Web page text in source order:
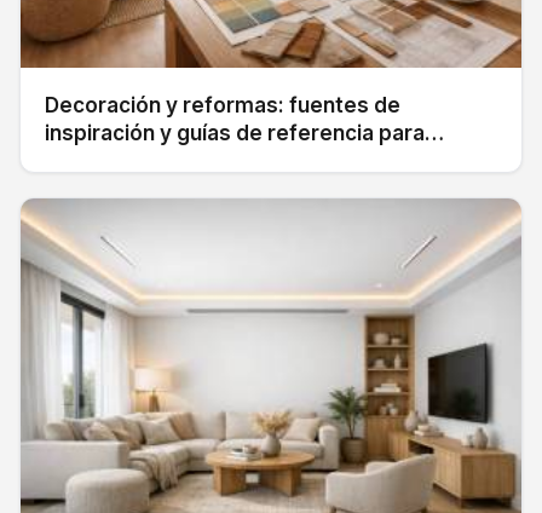
Decoración y reformas: fuentes de
inspiración y guías de referencia para